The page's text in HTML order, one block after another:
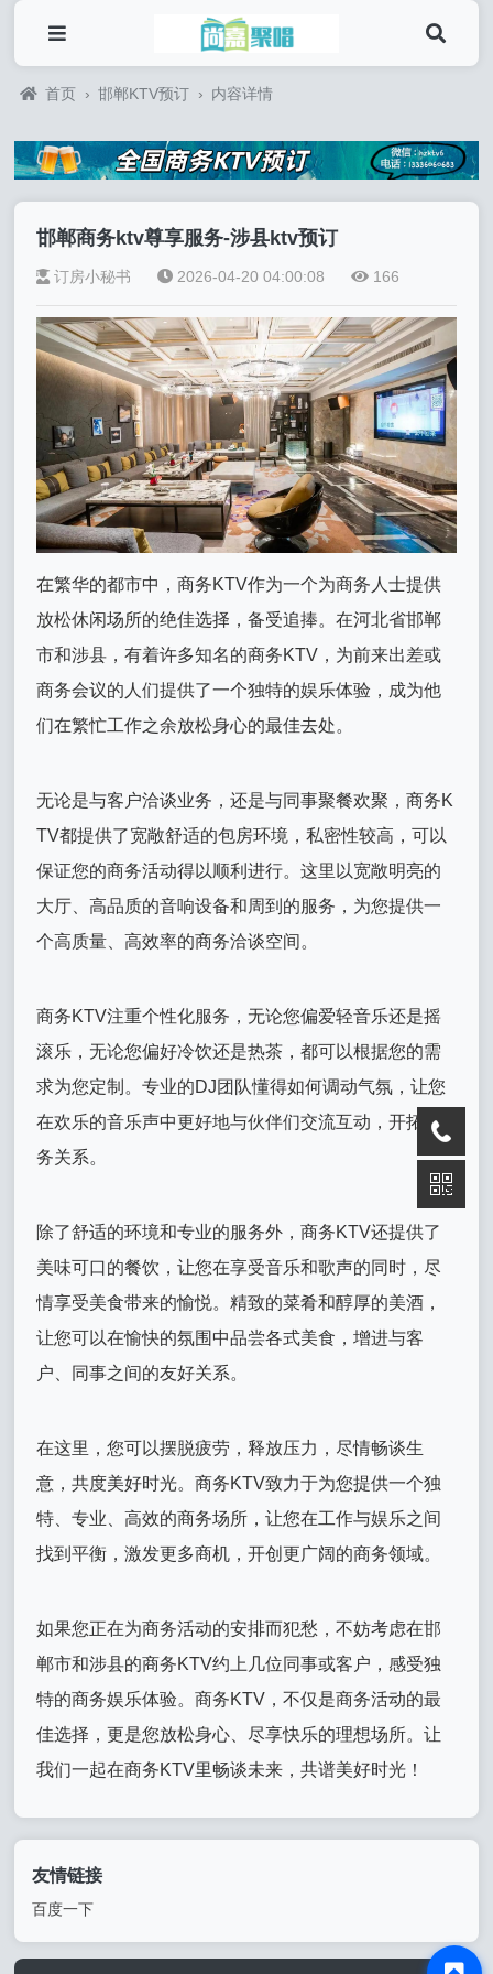
首页 › 邯郸KTV预订 › 内容详情
邯郸商务ktv尊享服务-涉县ktv预订
订房小秘书 2026-04-20 04:00:08 166
在繁华的都市中，商务KTV作为一个为商务人士提供
放松休闲场所的绝佳选择，备受追捧。在河北省邯郸
市和涉县，有着许多知名的商务KTV，为前来出差或
商务会议的人们提供了一个独特的娱乐体验，成为他
们在繁忙工作之余放松身心的最佳去处。
无论是与客户洽谈业务，还是与同事聚餐欢聚，商务K
TV都提供了宽敞舒适的包房环境，私密性较高，可以
保证您的商务活动得以顺利进行。这里以宽敞明亮的
大厅、高品质的音响设备和周到的服务，为您提供一
个高质量、高效率的商务洽谈空间。
商务KTV注重个性化服务，无论您偏爱轻音乐还是摇
滚乐，无论您偏好冷饮还是热茶，都可以根据您的需
求为您定制。专业的DJ团队懂得如何调动气氛，让您
在欢乐的音乐声中更好地与伙伴们交流互动，开拓商
务关系。
除了舒适的环境和专业的服务外，商务KTV还提供了
美味可口的餐饮，让您在享受音乐和歌声的同时，尽
情享受美食带来的愉悦。精致的菜肴和醇厚的美酒，
让您可以在愉快的氛围中品尝各式美食，增进与客
户、同事之间的友好关系。
在这里，您可以摆脱疲劳，释放压力，尽情畅谈生
意，共度美好时光。商务KTV致力于为您提供一个独
特、专业、高效的商务场所，让您在工作与娱乐之间
找到平衡，激发更多商机，开创更广阔的商务领域。
如果您正在为商务活动的安排而犯愁，不妨考虑在邯
郸市和涉县的商务KTV约上几位同事或客户，感受独
特的商务娱乐体验。商务KTV，不仅是商务活动的最
佳选择，更是您放松身心、尽享快乐的理想场所。让
我们一起在商务KTV里畅谈未来，共谱美好时光！
友情链接
百度一下